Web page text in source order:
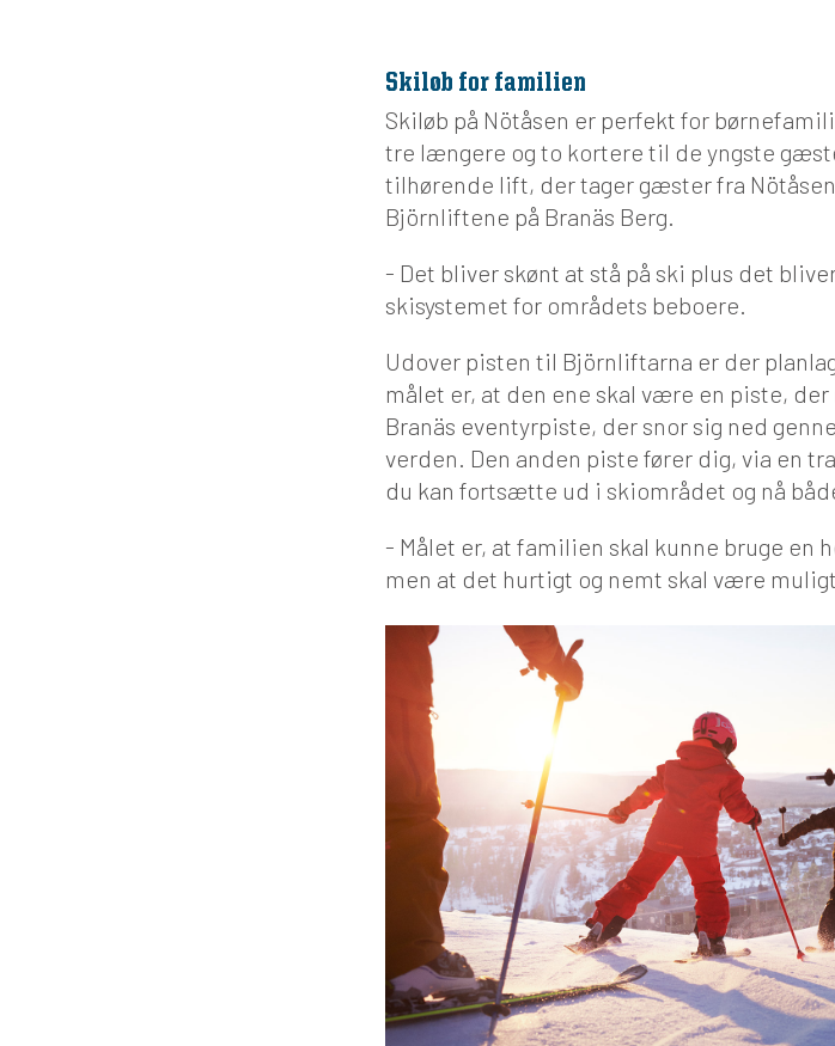
Skiløb for familien
Skiløb på Nötåsen er perfekt for
tre længere og to kortere til de yngste
tilhørende lift, der tager gæster fra
Björnliftene på Branäs Berg.
- Det bliver skønt at stå på ski plus det
skisystemet for områdets beboere.
Udover pisten til Björnliftarna er der
målet er, at den ene skal være en piste,
Branäs eventyrpiste, der snor sig ned
verden. Den anden piste fører dig, via en
du kan fortsætte ud i skiområdet og nå
- Målet er, at familien skal kunne bruge en
men at det hurtigt og nemt skal være